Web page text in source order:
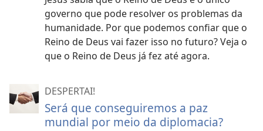
governo que pode resolver os problemas da
humanidade. Por que podemos confiar que o
Reino de Deus vai fazer isso no futuro? Veja o
que o Reino de Deus já fez até agora.
DESPERTAI!
Será que conseguiremos a paz
mundial por meio da diplomacia?